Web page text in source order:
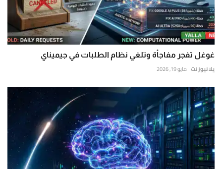
غوغل تفجر مفاجأة وتلغي نظام الطلبات في جيميناي
يلا نيوز نت مايو 19, 2026